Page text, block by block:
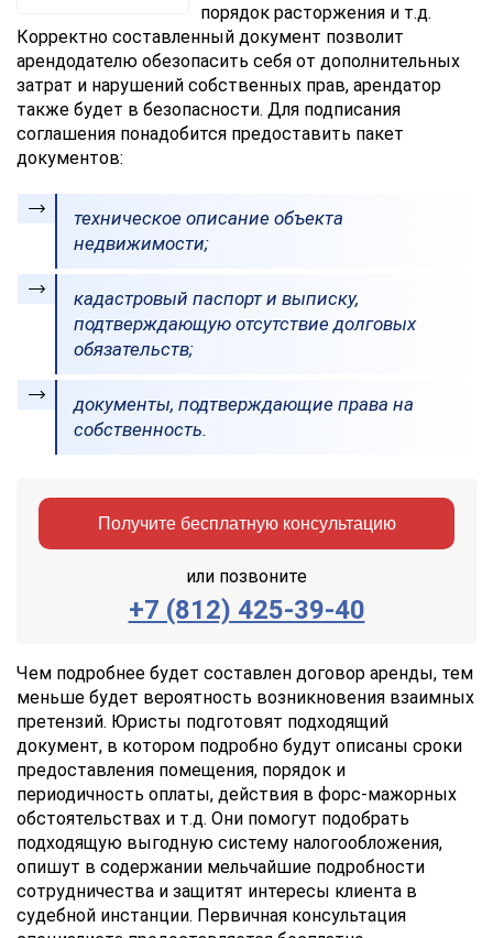
порядок расторжения и т.д.
Корректно составленный документ позволит
арендодателю обезопасить себя от дополнительных
затрат и нарушений собственных прав, арендатор
также будет в безопасности. Для подписания
соглашения понадобится предоставить пакет
документов:
техническое описание объекта
недвижимости;
кадастровый паспорт и выписку,
подтверждающую отсутствие долговых
обязательств;
документы, подтверждающие права на
собственность.
Получите бесплатную консультацию
или позвоните
+7 (812) 425-39-40
Заказать
консультацию
Отправляя
данные,
Вы
соглашаетесь
с
Правилами
персональных
данных
Чем подробнее будет составлен договор аренды, тем
меньше будет вероятность возникновения взаимных
претензий. Юристы подготовят подходящий
документ, в котором подробно будут описаны сроки
предоставления помещения, порядок и
периодичность оплаты, действия в форс-мажорных
обстоятельствах и т.д. Они помогут подобрать
подходящую выгодную систему налогообложения,
опишут в содержании мельчайшие подробности
сотрудничества и защитят интересы клиента в
судебной инстанции. Первичная консультация